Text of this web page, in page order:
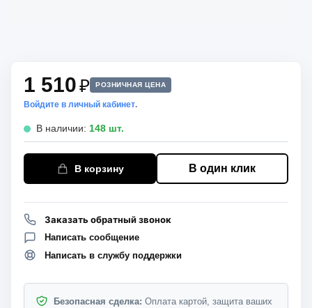
1 510₽ РОЗНИЧНАЯ ЦЕНА
Войдите в личный кабинет.
В наличии: 148 шт.
В корзину В один клик
Заказать обратный звонок
Написать сообщение
Написать в службу поддержки
Безопасная сделка: Оплата картой, защита ваших